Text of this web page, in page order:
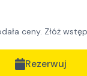
ceny. Złóż
Rezerwuj